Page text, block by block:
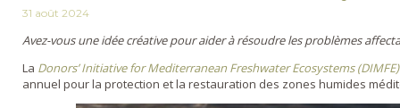
31 août 2024
Avez-vous une idée créative pour aider à résoudre les problèmes
La Donors’ Initiative for Mediterranean Freshwater Ecosystems (DIMFE)
annuel pour la protection et la restauration des zones humides